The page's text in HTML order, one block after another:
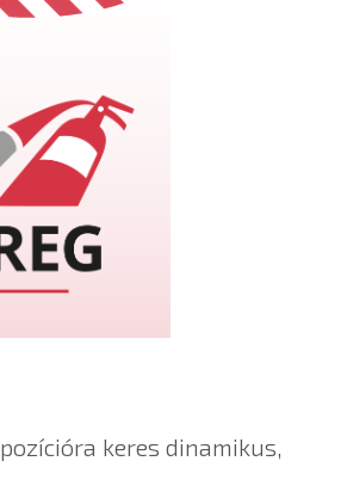
pozícióra keres dinamikus,